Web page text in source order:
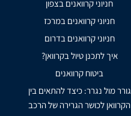
חניוני קרוואנים בצפון
חניוני קרוואנים במרכז
חניוני קרוואנים בדרום
איך לתכנן טיול בקרוואן?
ביטוח קרוואנים
גורר מול נגרר: כיצד להתאים בין
הקרוואן לכושר הגרירה של הרכב